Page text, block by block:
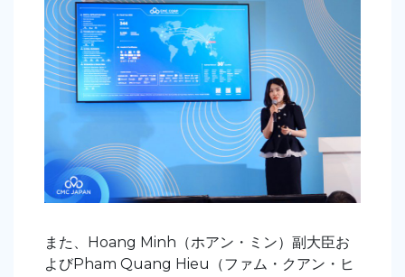
また、 Hoang Minh （ホアン・ミン） 副大臣お
よびP ham Quang Hieu （ファム・クアン・ヒ